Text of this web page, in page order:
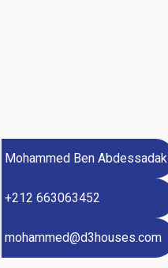
Mohammed Ben Abdessadak
+212 663063452
mohammed@d3houses.com